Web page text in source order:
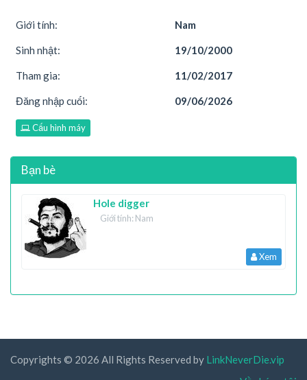
Giới tính: Nam
Sinh nhật: 19/10/2000
Tham gia: 11/02/2017
Đăng nhập cuối: 09/06/2026
Cấu hình máy
Bạn bè
Hole digger
Giới tính: Nam
Xem
Copyrights © 2026 All Rights Reserved by LinkNeverDie.vip